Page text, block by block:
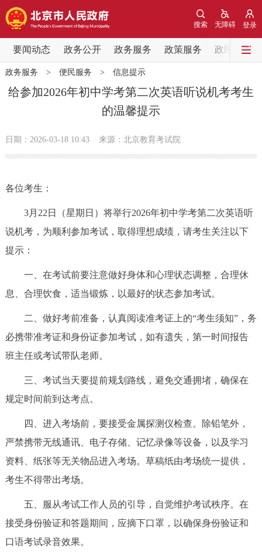
登录
无障碍
搜索
要闻动态 政务公开 政务服务 政策服务 政民互动
要闻动态
党中央精神 国务院信息
会议信息
市领导 机构职能 政策服务
决策公开 专题公开
个人服务 法人服务 部门服务
中介服务
政民互动
12345网上接诉即办 我要咨询 我要建议
参与调查 在线访谈 图说互动
走进北京
政务服务 > 便民服务 > 信息提示
给参加2026年初中学考第二次英语听说机考考生
的温馨提示
日期：2026-03-18 10:43 来源：北京教育考试院
各位考生：
3月22日（星期日）将举行2026年初中学考第二次英语听
说机考，为顺利参加考试，取得理想成绩，请考生关注以下
提示：
一、在考试前要注意做好身体和心理状态调整，合理休
息、合理饮食，适当锻炼，以最好的状态参加考试。
二、做好考前准备，认真阅读准考证上的“考生须知”，务
必携带准考证和身份证参加考试，如有遗失，第一时间报告
班主任或考试带队老师。
三、考试当天要提前规划路线，避免交通拥堵，确保在
规定时间前到达考点。
四、进入考场前，要接受金属探测仪检查。除铅笔外，
严禁携带无线通讯、电子存储、记忆录像等设备，以及学习
资料、纸张等无关物品进入考场。草稿纸由考场统一提供，
考生不得带出考场。
五、服从考试工作人员的引导，自觉维护考试秩序。在
接受身份验证和答题期间，应摘下口罩，以确保身份验证和
口语考试录音效果。